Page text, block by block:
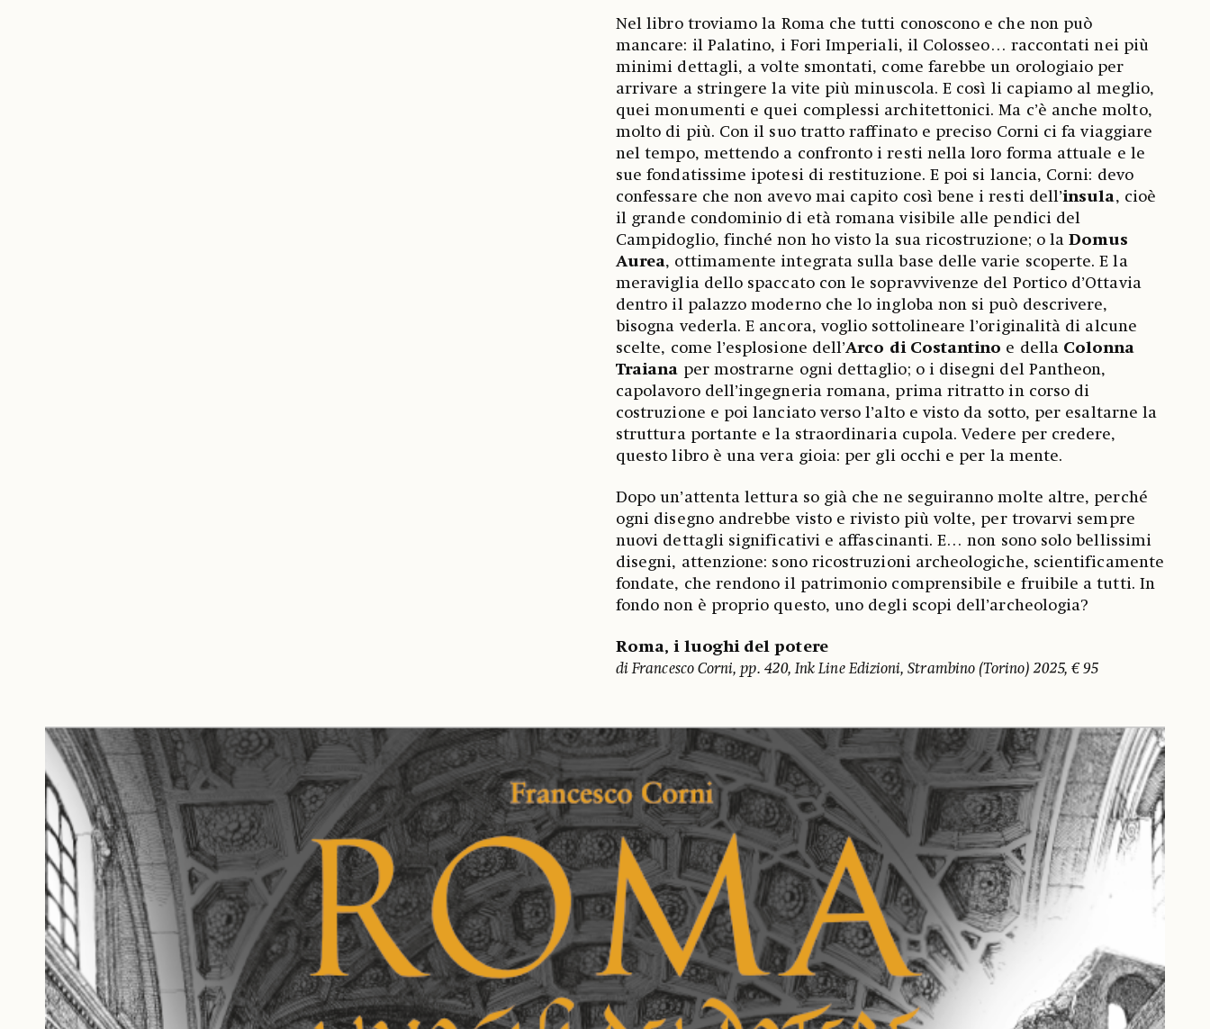
Nel libro troviamo la Roma che tutti conoscono e che non può
mancare: il Palatino, i Fori Imperiali, il Colosseo… raccontati nei più
minimi dettagli, a volte smontati, come farebbe un orologiaio per
arrivare a stringere la vite più minuscola. E così li capiamo al meglio,
quei monumenti e quei complessi architettonici. Ma c’è anche molto,
molto di più. Con il suo tratto raffinato e preciso Corni ci fa viaggiare
nel tempo, mettendo a confronto i resti nella loro forma attuale e le
sue fondatissime ipotesi di restituzione. E poi si lancia, Corni: devo
confessare che non avevo mai capito così bene i resti dell’insula, cioè
il grande condominio di età romana visibile alle pendici del
Campidoglio, finché non ho visto la sua ricostruzione; o laDomus
Aurea, ottimamente integrata sulla base delle varie scoperte. E la
meraviglia dello spaccato con le sopravvivenze del Portico d’Ottavia
dentro il palazzo moderno che lo ingloba non si può descrivere,
bisogna vederla. E ancora, voglio sottolineare l’originalità di alcune
scelte, come l’esplosione dell’Arco di Costantino e della Colonna
Traiana per mostrarne ogni dettaglio; o i disegni del Pantheon,
capolavoro dell’ingegneria romana, prima ritratto in corso di
costruzione e poi lanciato verso l’alto e visto da sotto, per esaltarne la
struttura portante e la straordinaria cupola. Vedere per credere,
questo libro è una vera gioia: per gli occhi e per la mente.
Dopo un’attenta lettura so già che ne seguiranno molte altre, perché
ogni disegno andrebbe visto e rivisto più volte, per trovarvi sempre
nuovi dettagli significativi e affascinanti. E… non sono solo bellissimi
disegni, attenzione: sono ricostruzioni archeologiche, scientificamente
fondate, che rendono il patrimonio comprensibile e fruibile a tutti. In
fondo non è proprio questo, uno degli scopi dell’archeologia?
Roma, i luoghi del potere
di Francesco Corni, pp. 420, Ink Line Edizioni, Strambino (Torino) 2025, € 95